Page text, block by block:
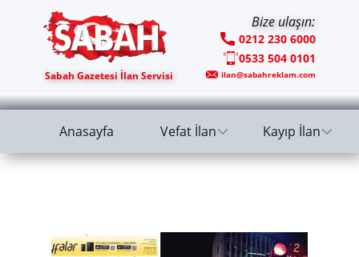
Bize ulaşın:
0212 230 6000
0533 504 0101
Sabah Gazetesi İlan Servisi ilan@sabahreklam.com
Anasayfa Vefat İlan Kayıp İlan